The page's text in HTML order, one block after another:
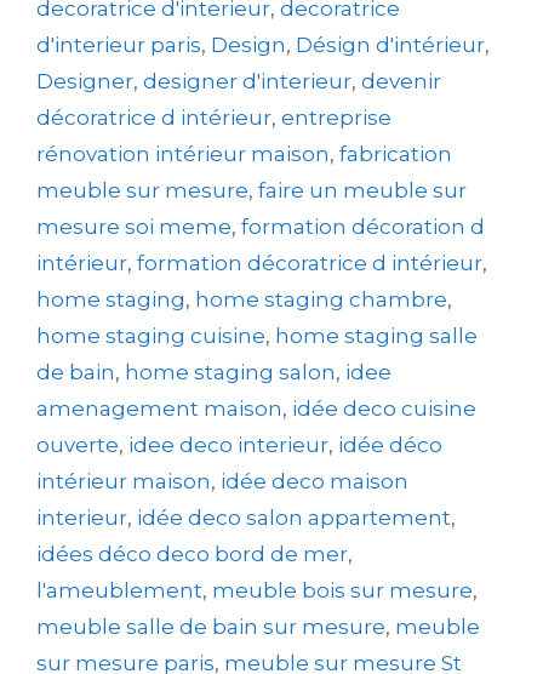
decoratrice d'interieur, decoratrice
d'interieur paris, Design, Désign d'intérieur,
Designer, designer d'interieur, devenir
décoratrice d intérieur, entreprise
rénovation intérieur maison, fabrication
meuble sur mesure, faire un meuble sur
mesure soi meme, formation décoration d
intérieur, formation décoratrice d intérieur,
home staging, home staging chambre,
home staging cuisine, home staging salle
de bain, home staging salon, idee
amenagement maison, idée deco cuisine
ouverte, idee deco interieur, idée déco
intérieur maison, idée deco maison
interieur, idée deco salon appartement,
idées déco deco bord de mer,
l'ameublement, meuble bois sur mesure,
meuble salle de bain sur mesure, meuble
sur mesure paris, meuble sur mesure St